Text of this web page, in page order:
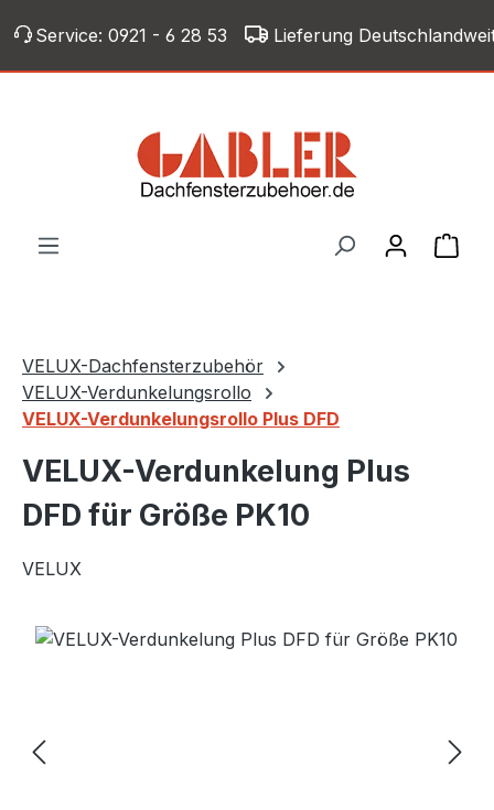
Zum Hauptinhalt springen
Service: 0921 - 6 28 53 Lieferung
VELUX-Dachfensterzubehör
VELUX-Verdunkelungsrollo
VELUX-Verdunkelungsrollo Plus DFD
VELUX-Verdunkelung Plus
DFD für Größe PK10
VELUX
Bildergalerie überspringen